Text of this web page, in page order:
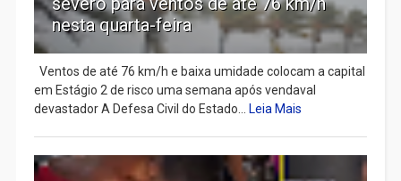
nesta quarta-feira
Ventos de até 76 km/h e baixa umidade colocam a capital
em Estágio 2 de risco uma semana após vendaval
devastador A Defesa Civil do Estado... Leia Mais